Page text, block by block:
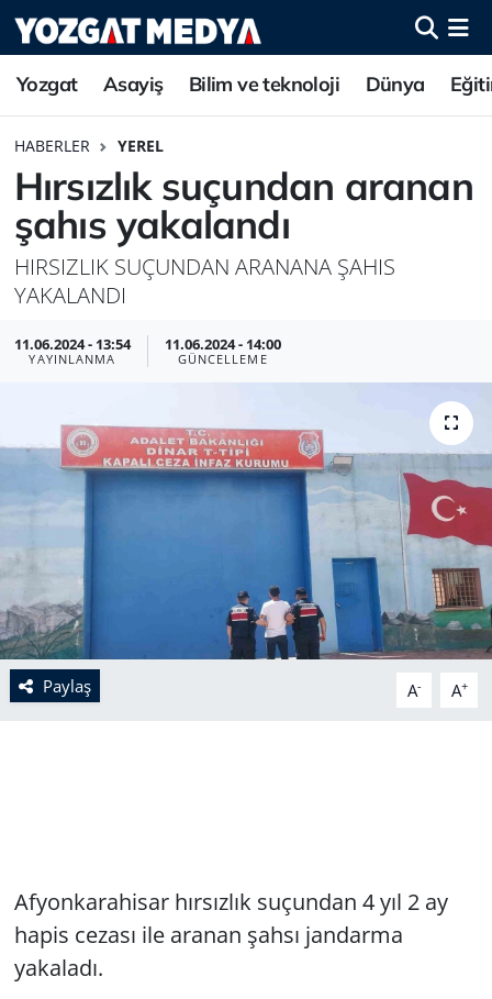
Yozgat Asayiş Bilim ve teknoloji Dünya
HABERLER YEREL
Hırsızlık suçundan aranan
şahıs yakalandı
HIRSIZLIK SUÇUNDAN ARANANA ŞAHIS
YAKALANDI
11.06.2024 - 13:54
YAYINLANMA
11.06.2024 - 14:00
GÜNCELLEME
Paylaş A- A+
Afyonkarahisar hırsızlık suçundan 4 yıl 2 ay
hapis cezası ile aranan şahsı jandarma
yakaladı.